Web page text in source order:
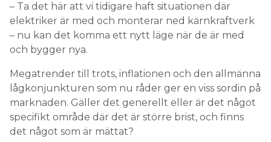
– Ta det här att vi tidigare haft situationen där
elektriker är med och monterar ned kärnkraftverk
– nu kan det komma ett nytt läge när de är med
och bygger nya.
Megatrender till trots, inflationen och den allmänna
lågkonjunkturen som nu råder ger en viss sordin på
marknaden. Gäller det generellt eller är det något
specifikt område där det är större brist, och finns
det något som är mättat?